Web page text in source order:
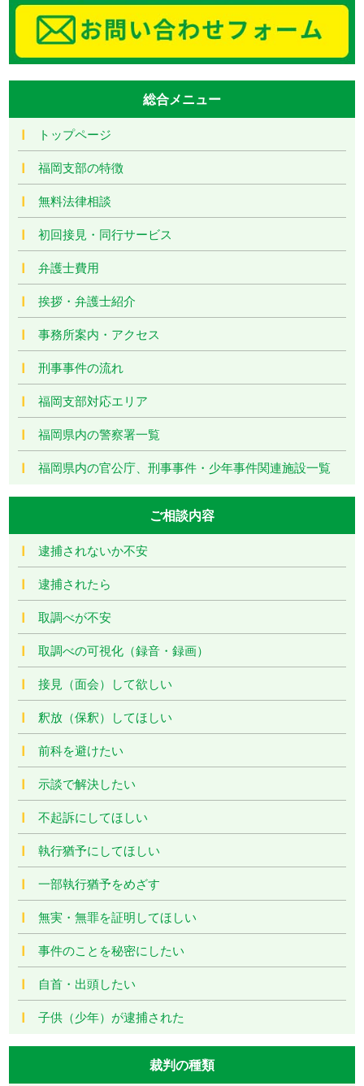
総合メニュー
トップページ
福岡支部の特徴
無料法律相談
初回接見・同行サービス
弁護士費用
挨拶・弁護士紹介
事務所案内・アクセス
刑事事件の流れ
福岡支部対応エリア
福岡県内の警察署一覧
福岡県内の官公庁、刑事事件・少年事件関連施設一覧
ご相談内容
逮捕されないか不安
逮捕されたら
取調べが不安
取調べの可視化（録音・録画）
接見（面会）して欲しい
釈放（保釈）してほしい
前科を避けたい
示談で解決したい
不起訴にしてほしい
執行猶予にしてほしい
一部執行猶予をめざす
無実・無罪を証明してほしい
事件のことを秘密にしたい
自首・出頭したい
子供（少年）が逮捕された
裁判の種類